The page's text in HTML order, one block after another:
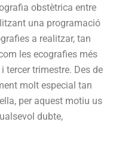
obstètrica entre
una programació
a realitzar, tan
les ecografies més
tercer trimestre. Des de
molt especial tan
per aquest motiu us
dubte,